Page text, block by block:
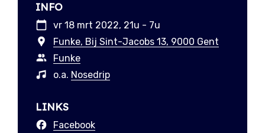
INFO
vr 18 mrt 2022, 21u - 7u
Funke, Bij Sint-Jacobs 13, 9000 Gent
Funke
o.a. Nosedrip
LINKS
Facebook